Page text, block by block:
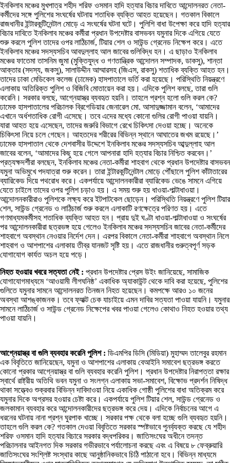
ইনকিলাব মঞ্চের মুখপাত্র শহীদ শরিফ ওসমান হাদি হত্যার বিচার দাবিতে আন্দোলনরত নেতা-
কর্মীদের সঙ্গে পুলিশের সংঘর্ষের ঘটনায় শতাধিক ব্যক্তি আহত হয়েছেন। গতকাল বিকালে
রাজধানীর ইন্টারকন্টিনেন্টাল মোড়ে এ সংঘর্ষের ঘটনা ঘটে। পুলিশি বাধা উপেক্ষা করে হাদি হত্যার
বিচার দাবিতে ইনকিলাব মঞ্চের কর্মীরা প্রধান উপদেষ্টার বাসভবন যমুনার দিকে এগিয়ে যেতে
শুরু করলে পুলিশ তাদের ওপর লাঠিচার্জ, টিয়ার শেল ও সাউন্ড গ্রেনেড নিক্ষেপ করে। এতে
ইনকিলাব মঞ্চের সদস্যসচিব আবদুল্লাহ আল জাবের গুলিবিদ্ধ হন। এ ছাড়াও ইনকিলাব
মঞ্চের ফাতেমা তাসনিম জুমা (মুক্তিযুদ্ধ ও গণতান্ত্রিক আন্দোলন সম্পাদক, ডাকসু), শান্তা
আক্তার (সদস্য, জকসু), সালাউদ্দীন আম্মারসহ (জিএস, রাকসু) শতাধিক ব্যক্তি আহত হন।
তাদের ঢাকা মেডিকেল কলেজ (ঢামেক) হাসপাতালে ভর্তি করা হয়েছে। পরিস্থিতি নিয়ন্ত্রণে
এলাকায় অতিরিক্ত পুলিশ ও বিজিবি মোতায়েন করা হয়। এদিকে পুলিশ বলছে, তারা গুলি
করেনি। সরকার বলছে, আগ্নেয়াস্ত্র ব্যবহৃত হয়নি। তাহলে প্রশ্ন হলো গুলি করল কে?
ঢামেক হাসপাতালের পরিচালক ব্রিগেডিয়ার জেনারেল মো. আসাদুজ্জামান বলেন, ‘আমাদের
এখানে অর্ধশতাধিক রোগী এসেছে। তবে এদের মধ্যে কোনো গুলির রোগী পাওয়া যায়নি।
যারা আহত হয়ে এসেছেন, তাদের জরুরি বিভাগে রেখে চিকিৎসা দেওয়া হচ্ছে। অনেকে
চিকিৎসা নিয়ে চলে গেছেন। আহতদের শরীরের বিভিন্ন স্থানে আঘাতের জখম রয়েছে।’
ঢামেক হাসপাতাল থেকে দেশবাসীর উদ্দেশে ইনকিলাব মঞ্চের সদস্যসচিব আব্দুল্লাহ আল
জাবের বলেন, ‘আমাদের কিছু হয়ে গেলে আপনারা হাদি হত্যার বিচার নিশ্চিত করবেন।’
প্রত্যক্ষদর্শীরা বলছেন, ইনকিলাব মঞ্চের নেতা-কর্মীরা শাহবাগ থেকে প্রধান উপদেষ্টার বাসভবন
যমুনা অভিমুখে পদযাত্রা শুরু করেন। তারা ইন্টারকন্টিনেন্টাল মোড়ে পৌঁছালে পুলিশ কাঁটাতারের
ব্যারিকেড দিয়ে পথরোধ করে। একপর্যায়ে আন্দোলনকারীরা ব্যারিকেড ভেঙে সামনে এগিয়ে
যেতে চাইলে তাদের ওপর পুলিশ চড়াও হয়। এ সময় শুরু হয় ধাওয়া-পাল্টাধাওয়া।
আন্দোলনকারীরাও পুলিশকে লক্ষ্য করে ইটপাটকেল ছোড়েন। পরিস্থিতি নিয়ন্ত্রণে পুলিশ টিয়ার
শেল, সাউন্ড গ্রেনেড ও লাঠিচার্জ শুরু করলে এলাকাটি রণক্ষেত্রে পরিণত হয়। এতে
গণমাধ্যমকর্মীসহ শতাধিক ব্যক্তি আহত হন। প্রায় দুই ঘণ্টা ধাওয়া-পাল্টাধাওয়া ও সংঘর্ষের
পর আন্দোলনকারীরা ছত্রভঙ্গ হয়ে গেলেও ইনকিলাব মঞ্চের সদস্যসচিব জাবের নেতা-কর্মীদের
শাহবাগে অবস্থান নেওয়ার নির্দেশ দেন। এরপর বিকালে নেতা-কর্মীরা শাহবাগে অবস্থান নিলে
শাহবাগ ও আশপাশের এলাকায় তীব্র যানজট সৃষ্টি হয়। এতে রাজধানীর গুরুত্বপূর্ণ সড়ক
যোগাযোগ কার্যত অচল হয়ে পড়ে।
নিহত হওয়ার খবরে সত্যতা নেই : প্রধান উপদেষ্টার প্রেস উইং জানিয়েছে, সামাজিক
যোগাযোগমাধ্যমে ‘আওয়ামী লীগঘনিষ্ঠ’ একাধিক অ্যাকাউন্ট থেকে দাবি করা হয়েছে, পুলিশের
গুলিতে যমুনার সামনে আন্দোলনরত তিনজন নিহত হয়েছেন। কমপক্ষে আরও ১০ জনের
অবস্থা আশঙ্কাজনক। তবে ফ্যাক্ট চেক যাচাইয়ে এমন দাবির সত্যতা পাওয়া যায়নি। যমুনার
সামনে লাঠিচার্জ ও সাউন্ড গ্রেনেড নিক্ষেপের খবর পাওয়া গেলেও কোথাও নিহত হওয়ার তথ্য
পাওয়া যায়নি।
আগ্নেয়াস্ত্র বা গুলি ব্যবহার করেনি পুলিশ : ডিএমপির ডিসি (মিডিয়া) মুহাম্মদ তালেবুর রহমান
এক বিবৃতিতে জানিয়েছেন, যমুনা ও আশপাশের এলাকায় বেআইনি সমাবেশ ছত্রভঙ্গ করতে
কোনো প্রকার আগ্নেয়াস্ত্র বা গুলি ব্যবহার করেনি পুলিশ। প্রধান উপদেষ্টার নিরাপত্তা রক্ষার
স্বার্থে রাষ্ট্রীয় অতিথি ভবন যমুনা ও সংলগ্ন এলাকায় সভা-সমাবেশ, বিক্ষোভ প্রদর্শন নিষিদ্ধ
থাকা সত্ত্বেও শুক্রবার বিভিন্ন দাবিদাওয়া নিয়ে একাধিক গোষ্ঠী পুলিশের বাধা অতিক্রম করে
যমুনার দিকে অগ্রসর হওয়ার চেষ্টা করে। একপর্যায়ে পুলিশ টিয়ার শেল, সাউন্ড গ্রেনেড ও
জলকামান ব্যবহার করে আন্দোলনকারীদের ছত্রভঙ্গ করে দেয়। এদিকে নির্বাচনের আগে এ
ধরনের ঘটনায় নানা প্রশ্ন ঘুরপাক খাচ্ছে। সরকার পক্ষ থেকে বলা হচ্ছে গুলি ব্যবহৃত হয়নি।
তাহলে গুলি করল কে? গতকাল দেওয়া বিবৃতিতে সরকার স্পষ্টভাবে পুনর্ব্যক্ত করছে যে শহীদ
শরিফ ওসমান হাদি হত্যার বিচারে সরকার বদ্ধপরিকর। জাতিসংঘের অধীনে তদন্ত
পরিচালনার আইনগত দিক সরকার গভীরভাবে পর্যালোচনা করছে এবং এ বিষয়ে ৮ ফেব্রুয়ারি
জাতিসংঘের সংশ্লিষ্ট সংস্থার কাছে আনুষ্ঠানিকভাবে চিঠি পাঠানো হবে। বিভিন্ন মাধ্যমে